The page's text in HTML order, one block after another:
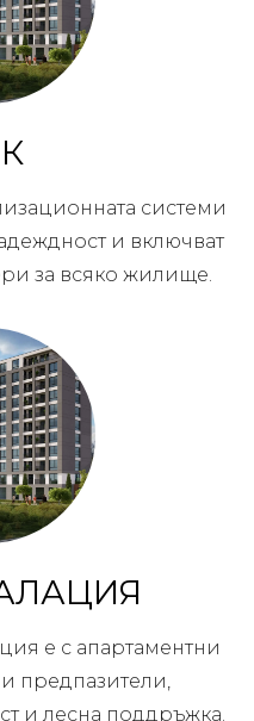
системи
и включват
за всяко жилище.
е с апартаментни
предпазители,
и лесна поддръжка.